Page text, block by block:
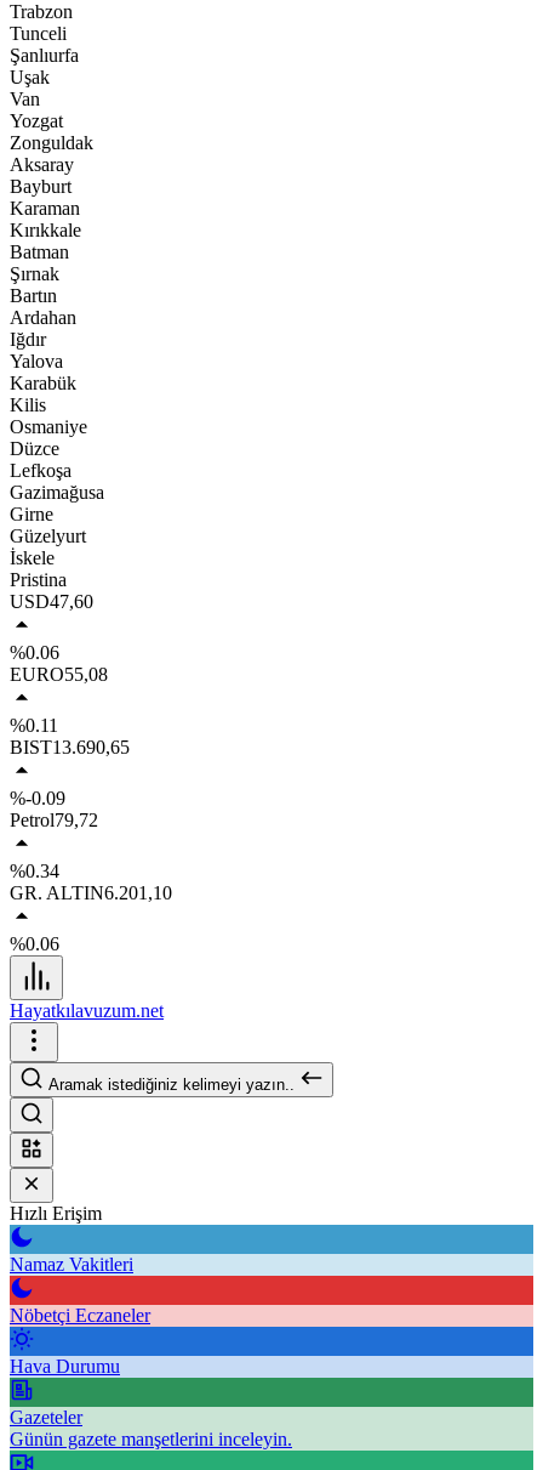
Trabzon
Tunceli
Şanlıurfa
Uşak
Van
Yozgat
Zonguldak
Aksaray
Bayburt
Karaman
Kırıkkale
Batman
Şırnak
Bartın
Ardahan
Iğdır
Yalova
Karabük
Kilis
Osmaniye
Düzce
Lefkoşa
Gazimağusa
Girne
Güzelyurt
İskele
Pristina
USD47,60
%0.06
EURO55,08
%0.11
BIST13.690,65
%-0.09
Petrol79,72
%0.34
GR. ALTIN6.201,10
%0.06
Hayatkılavuzum.net
Aramak istediğiniz kelimeyi yazın..
Hızlı Erişim
Namaz Vakitleri
Nöbetçi Eczaneler
Hava Durumu
Gazeteler
Günün gazete manşetlerini inceleyin.